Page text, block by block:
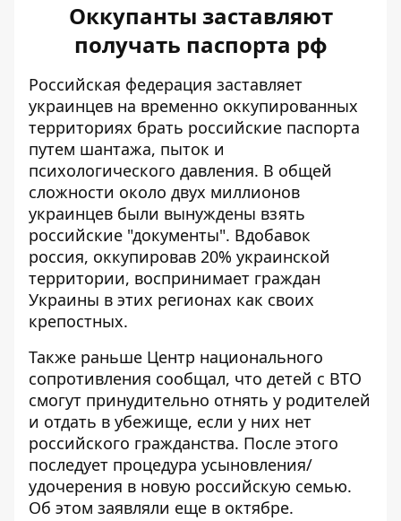
Оккупанты заставляют
получать паспорта рф
Российская федерация заставляет
украинцев на временно оккупированных
территориях брать российские паспорта
путем шантажа, пыток и
психологического давления. В общей
сложности около двух миллионов
украинцев были вынуждены взять
российские "документы". Вдобавок
россия, оккупировав 20% украинской
территории, воспринимает граждан
Украины в этих регионах как своих
крепостных.
Также раньше Центр национального
сопротивления сообщал, что детей с ВТО
смогут принудительно отнять у родителей
и отдать в убежище, если у них нет
российского гражданства. После этого
последует процедура усыновления/
удочерения в новую российскую семью.
Об этом заявляли еще в октябре.